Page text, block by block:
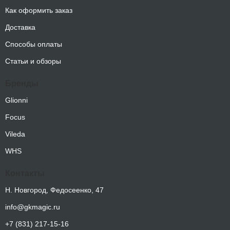
сантехники 1л 1/15
191.43
Как оформить заказ
Доставка
Способы оплаты
Статьи и обзоры
Glionni
Focus
Vileda
WHS
Н. Новгород, Федосеенко, 47
info@gkmagic.ru
+7 (831) 217-15-16